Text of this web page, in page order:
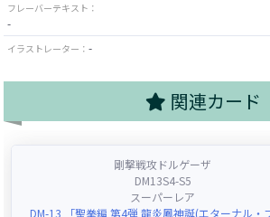
フレーバーテキスト：
-
イラストレーター： -
関連カード
剛撃戦攻ドルゲーザ
DM13S4-S5
スーパーレア